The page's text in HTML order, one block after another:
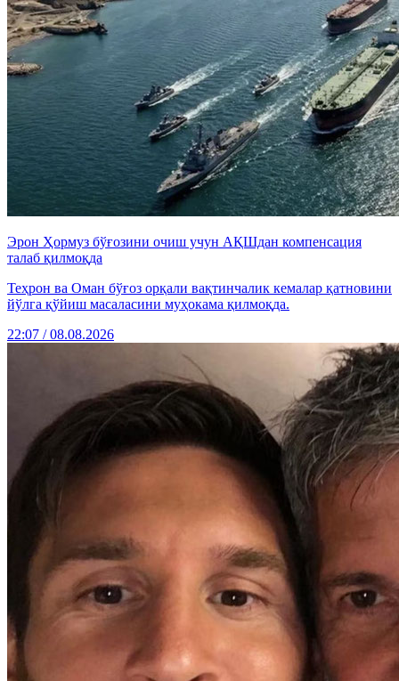
Эрон Ҳормуз бўғозини очиш учун АҚШдан компенсация
талаб қилмоқда
Теҳрон ва Оман бўғоз орқали вақтинчалик кемалар қатновини
йўлга қўйиш масаласини муҳокама қилмоқда.
22:07 / 08.08.2026